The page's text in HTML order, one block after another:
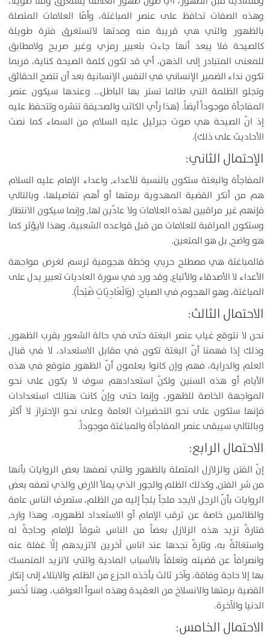
وهذه الصفات تحافظ على عنصر المباغتة، وأمّا العلامات المتصلة
بالظهور والتي هي قريبة منه ومدتها لاتستغرق فترة طويلة
كالصيحة فلا يبعد أنها جاءت بتعبير رمزي وغير صريح ولامطابق
للمعنى المتبادر إلى الذهن، أي قد تكون كلمة الصيحة كناية، فربما
تكون نداء الضمير الإنساني في النفس الإنسانية بعد أن تتضح الحقائق
وتجلو الظلمة التي طالما تستر بها الباطل… وعندها سيكون عنصر
المفاجأة موجوداً أيضاً. (هذا رأي الكاتب والصحيفة تنشره وتتحفظ عليه
إذ انّ الصيحة هي صوت جبرئيل عليه السلام من السماء كما نصت
الأحاديث على ذلك).
الإحتمال الثاني:
المفاجأة والبغتة ستكون بالنسبة للأعداء, واعداء الإمام عليه السلام
هم من أنكر القضية المهدوية برمتها أو أهم تفاصيلها، وبالتالي
فإنهم غير مراقبين لهذه العلامات ولا عادّين لها, وإنما سيكون الانتظار
وستكون المراقبة للعلامات من قبل قواعده الشعبية، وهذا لايؤثر كما
هو واضح, بل هو المتعين.
فالمباغتة هي مصطلح حربي وخطة هجومية ترسم لغرض مواجهة
الأعداء لا الأصدقاء والأتباع, وقد ورد في سورة العاديات تعبير يدل على
المباغتة، وهو الهجوم في الصباح: (وَالْعَادِيَاتِ ضَبْحاً).
الاحتمال الثالث:
نحن لا نتوقع غياب عنصر البغتة حتى في حالة الشعور بقرب الظهور,
وذلك إذا فهمنا أنّ البغتة تكون في مقابل الاستعداد، لا في قبال
العلم والدراية، فهم وإن كانوا يعلمون أنّ الظهور متوقع في هذه
الأيام أو هذه السنين ولكنّ استعدادهم سوف لا يكون على نحو
المواجهة الخاصة للظهور، وإنما حتى وإنْ كانت هنالك استعدادات
فإنها ستكون على نحو التحضيرات العامة وعلى نحو الإحتراز لا أكثر
وبالتالي سيبقى عنصر المفاجأة والمباغتة موجوداً.
الاحتمال الرابع:
إنّ الفتن والزلازل المتصلة بالظهور والتي تصفها بعض الروايات بأنها
من شر الفتن, وكذلك الظلم والجور الذي يملأ الارض والذي تصفه بعض
الروايات بأنّ الرجل لايجد ملجأ يلجأ إليه من الظلم، ستصرف الناس عامة
والظالمين خاصة عن ترقب الإمام أو الاستعداد لظهوره، وهذا وارد,
فتارةً تزيد هذه الزلازل بعضاً من الناس شوقاً للإمام وحاجةً له
واستغاثةً به، وتارةً نجدها عند اناس آخرين لاتزيدهم إلّا غفلة عنه
وانصرافاً عن قضيته وتعلقاً بالأسباب المادية والتي لاتزيد المتمسك
بها إلا حاجة وفاقة، وآخر ثالث يأخذه الجزع من الظلم والابتلاء إلى إنكار
القضية برمتها والانسلاخ من العقيدة وهذه اسوأ العواقب، وهنا تُخسر
الدنيا والآخرة.
الاحتمال الخامس: